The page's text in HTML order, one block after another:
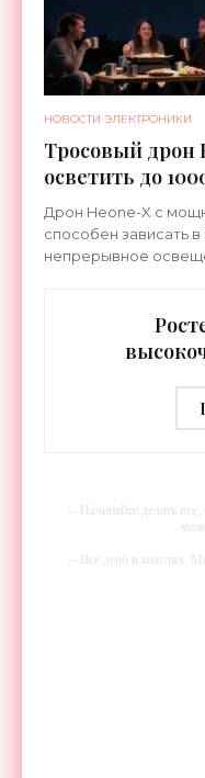
НОВОСТИ ЭЛЕКТРОНИКИ
Тросовый дрон
осветить до
земли -
Дрон Heone-X с
способен зависать
непрерывное
дальностью
-
-- Начинайте делать
-- Все дело в мыслях.